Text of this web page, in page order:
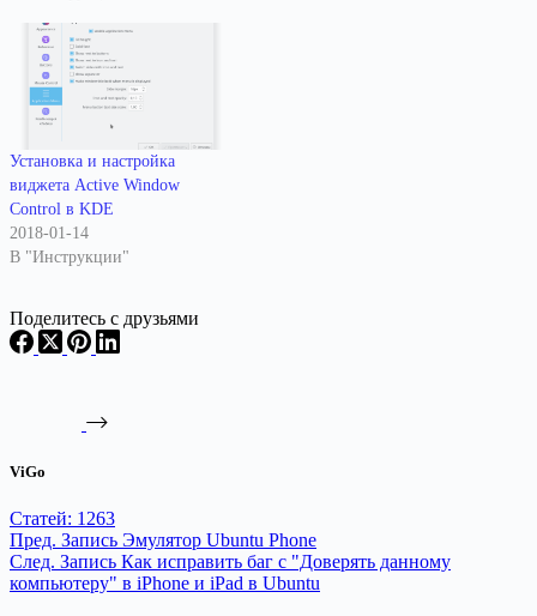
Установка и настройка
виджета Active Window
Control в KDE
2018-01-14
В "Инструкции"
Поделитесь с друзьями
ViGo
Статей: 1263
Пред. Запись Эмулятор Ubuntu Phone
След. Запись Как исправить баг с "Доверять данному
компьютеру" в iPhone и iPad в Ubuntu